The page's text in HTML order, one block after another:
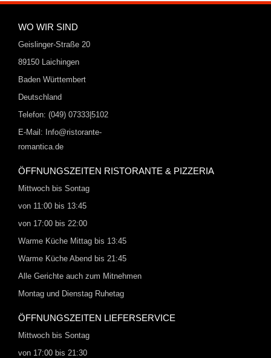
WO WIR SIND
Geislinger-Straße 20
89150 Laichingen
Baden Württembert
Deutschland
Telefon: (049) 07333|5102
E-Mail: Info@ristorante-
romantica.de
ÖFFNUNGSZEITEN RISTORANTE & PIZZERIA
Mittwoch bis Sontag
von 11:00 bis 13:45
von 17:00 bis 22:00
Warme Küche Mittag bis 13:45
Warme Küche Abend bis 21:45
Alle Gerichte auch zum Mitnehmen
Montag und Dienstag Ruhetag
ÖFFNUNGSZEITEN LIEFERSERVICE
Mittwoch bis Sontag
von 17:00 bis 21:30